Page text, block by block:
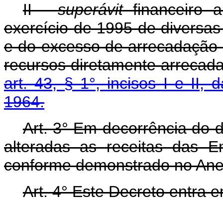
II -superávitfinanceiro
exercício de 1995 de
e do excesso de
recursos diretamente
art. 43, § 1°, incisos I e II,
1964.
Art. 3° Em decorrência do
alteradas as receitas das
conforme demonstrado no
Art. 4° Este Decreto entra